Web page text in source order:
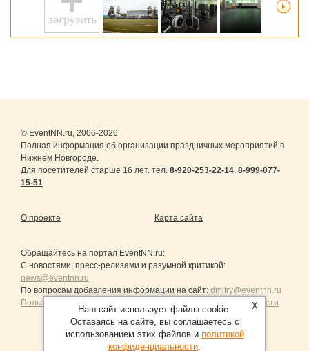
© EventNN.ru, 2006-2026
Полная информация об организации праздничных мероприятий в
Нижнем Новгороде.
Для посетителей старше 16 лет. тел. 8-920-253-22-14, 8-999-077-
15-51
О проекте Карта сайта
Обращайтесь на портал EventNN.ru:
С новостями, пресс-релизами и разумной критикой:
news@eventnn.ru
По вопросам добавления информации на сайт: dmitry@eventnn.ru
Пользовательское Соглашение и политика конфиденциальности
X
Наш сайт использует файлы cookie.
Оставаясь на сайте, вы соглашаетесь с
использованием этих файлов и политикой
конфиденциальности.